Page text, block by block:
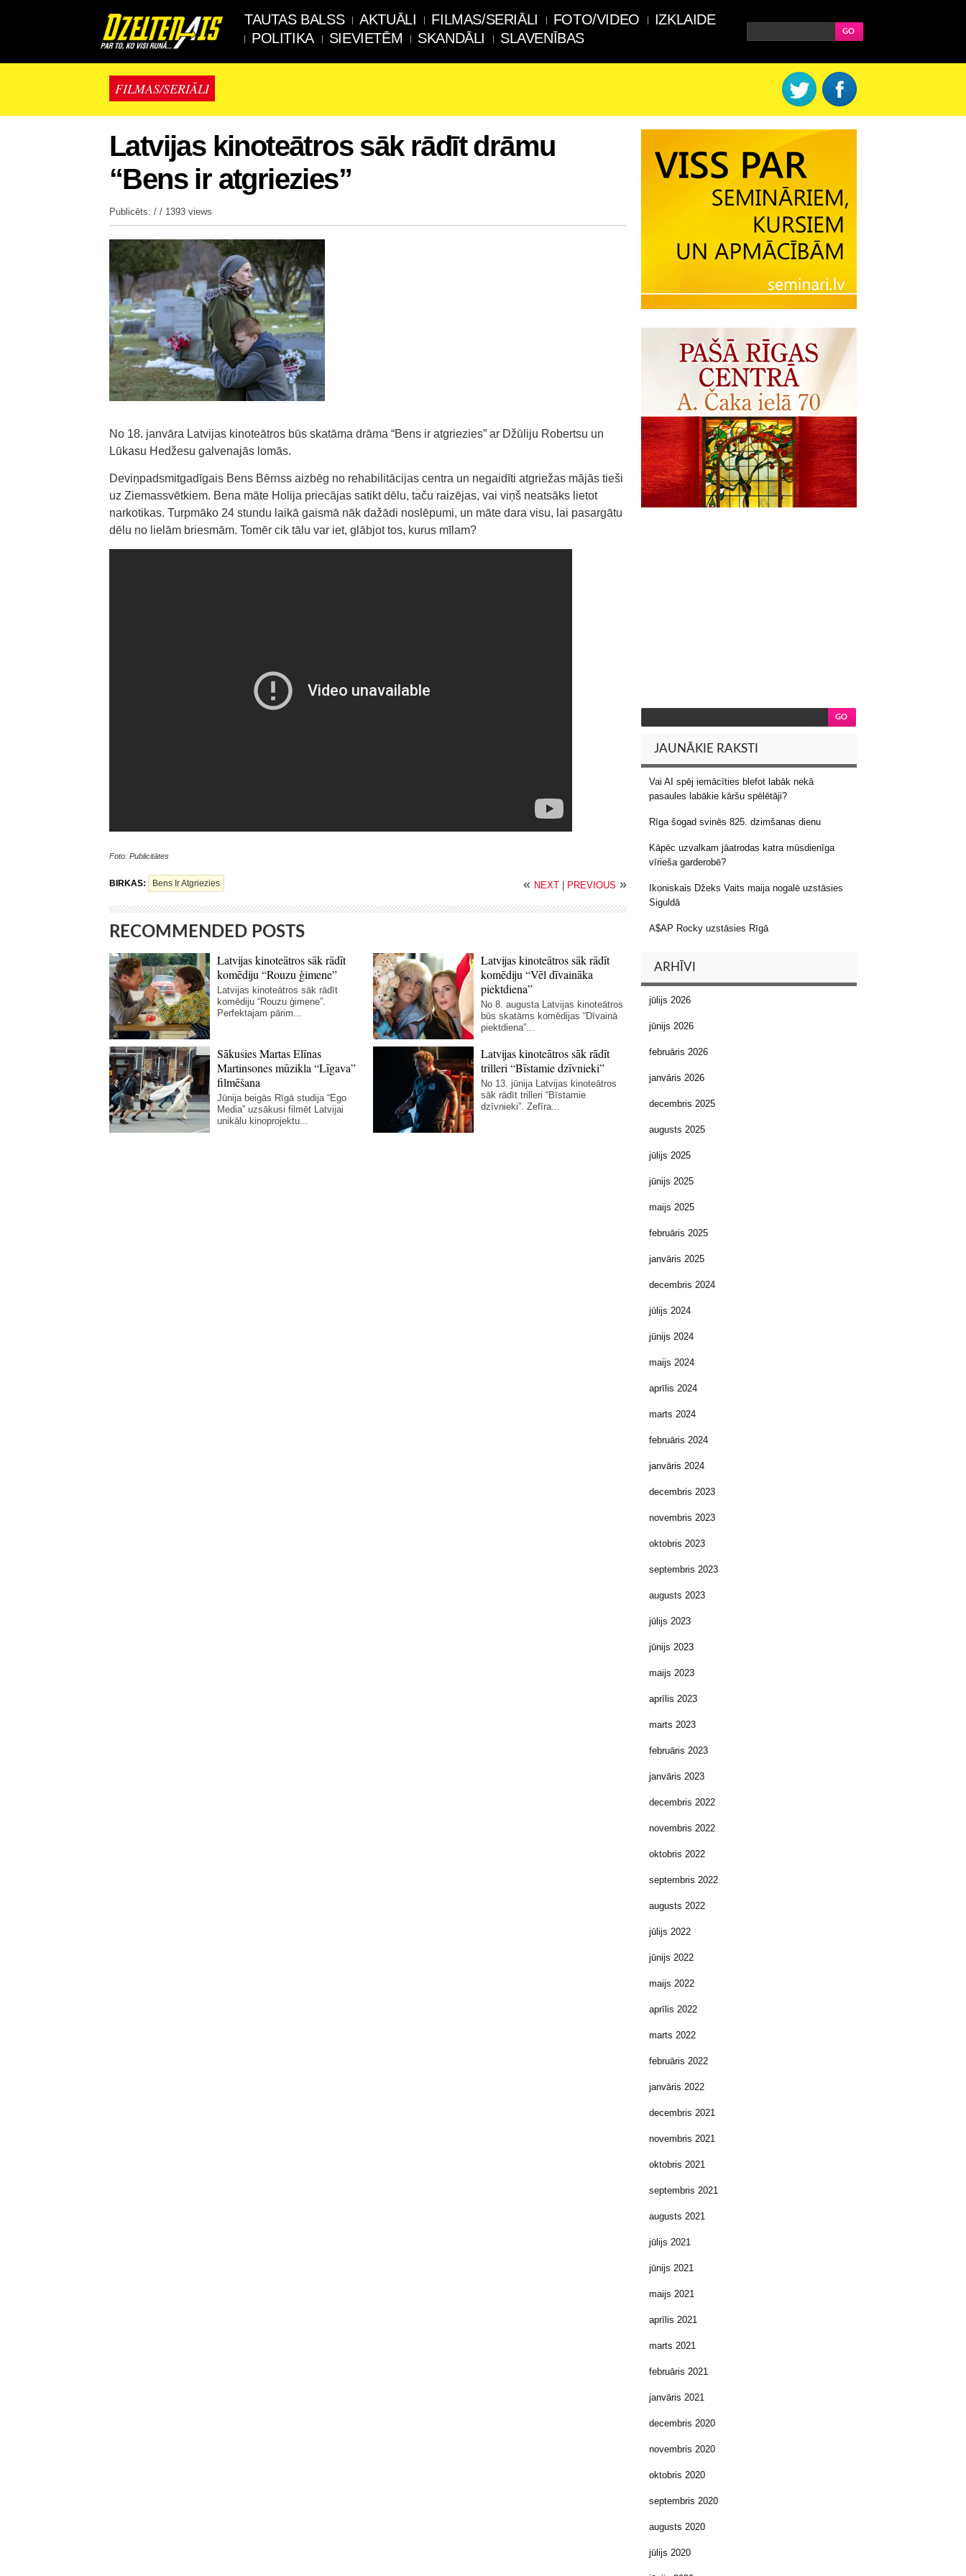
TAUTAS BALSS AKTUĀLI FILMAS/SERIĀLI FOTO/VIDEO
IZKLAIDE
POLITIKA
SIEVIETĒM SKANDĀLI SLAVENĪBAS
FILMAS/SERIĀLI
Latvijas kinoteātros sāk rādīt drāmu
“Bens ir atgriezies”
Publicēts: / / 1393 views
No 18. janvāra Latvijas kinoteātros būs skatāma drāma “Bens ir atgriezies” ar Džūliju Robertsu un
Lūkasu Hedžesu galvenajās lomās.
Deviņpadsmitgadīgais Bens Bērnss aizbēg no rehabilitācijas centra un negaidīti atgriežas mājās tieši
uz Ziemassvētkiem. Bena māte Holija priecājas satikt dēlu, taču raizējas, vai viņš neatsāks lietot
narkotikas. Turpmāko 24 stundu laikā gaismā nāk dažādi noslēpumi, un māte dara visu, lai pasargātu
dēlu no lielām briesmām. Tomēr cik tālu var iet, glābjot tos, kurus mīlam?
Foto: Publicitātes
BIRKAS: Bens Ir Atgriezies « NEXT PREVIOUS »
RECOMMENDED POSTS
Latvijas kinoteātros sāk rādīt
komēdiju “Rouzu ģimene”
Latvijas kinoteātros sāk rādīt
komēdiju “Rouzu ģimene”.
Perfektajam pārim...
Latvijas kinoteātros sāk rādīt
komēdiju “Vēl dīvaināka
piektdiena”
No 8. augusta Latvijas kinoteātros
būs skatāms komēdijas “Dīvainā
piektdiena”...
Sākusies Martas Elīnas
Martinsones mūzikla “Līgava”
filmēšana
Jūnija beigās Rīgā studija “Ego
Media” uzsākusi filmēt Latvijai
unikālu kinoprojektu...
Latvijas kinoteātros sāk rādīt
trilleri “Bīstamie dzīvnieki”
No 13. jūnija Latvijas kinoteātros
sāk rādīt trilleri “Bīstamie
dzīvnieki”. Zefīra...
JAUNĀKIE RAKSTI
Vai AI spēj iemācīties blefot labāk nekā
pasaules labākie kāršu spēlētāji?
Rīga šogad svinēs 825. dzimšanas dienu
Kāpēc uzvalkam jāatrodas katra mūsdienīga
vīrieša garderobē?
Ikoniskais Džeks Vaits maija nogalē uzstāsies
Siguldā
A$AP Rocky uzstāsies Rīgā
ARHĪVI
jūlijs 2026
jūnijs 2026
februāris 2026
janvāris 2026
decembris 2025
augusts 2025
jūlijs 2025
jūnijs 2025
maijs 2025
februāris 2025
janvāris 2025
decembris 2024
jūlijs 2024
jūnijs 2024
maijs 2024
aprīlis 2024
marts 2024
februāris 2024
janvāris 2024
decembris 2023
novembris 2023
oktobris 2023
septembris 2023
augusts 2023
jūlijs 2023
jūnijs 2023
maijs 2023
aprīlis 2023
marts 2023
februāris 2023
janvāris 2023
decembris 2022
novembris 2022
oktobris 2022
septembris 2022
augusts 2022
jūlijs 2022
jūnijs 2022
maijs 2022
aprīlis 2022
marts 2022
februāris 2022
janvāris 2022
decembris 2021
novembris 2021
oktobris 2021
septembris 2021
augusts 2021
jūlijs 2021
jūnijs 2021
maijs 2021
aprīlis 2021
marts 2021
februāris 2021
janvāris 2021
decembris 2020
novembris 2020
oktobris 2020
septembris 2020
augusts 2020
jūlijs 2020